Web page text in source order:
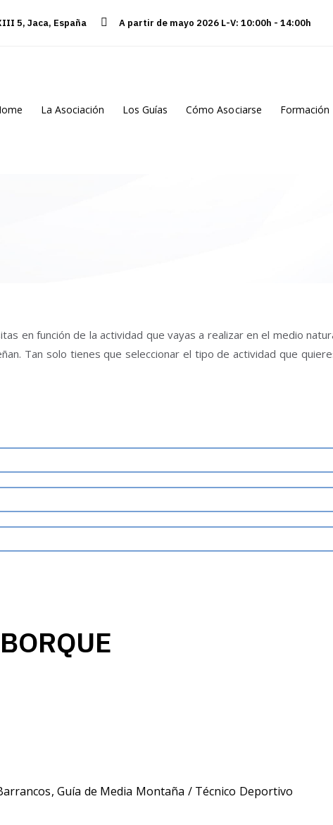
5, Jaca, España A partir de mayo 2026 L-V: 10:00h - 14:00h
La Asociación Los Guías Cómo Asociarse Formación
en función de la actividad que vayas a realizar en el medio
Tan solo tienes que seleccionar el tipo de actividad que
,Guía de Media Montaña / Técnico Deportivo